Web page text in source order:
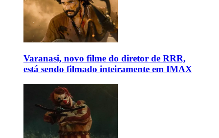
Varanasi, novo filme do diretor de RRR,
está sendo filmado inteiramente em IMAX